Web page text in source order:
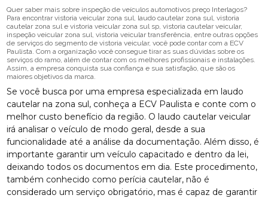
Quer saber mais sobre inspeção de veículos automotivos preço Interlagos?
Para encontrar vistoria veicular zona sul, laudo cautelar zona sul, vistoria
cautelar zona sul e vistoria veicular zona sul sp, vistoria cautelar veicular,
inspeção veicular zona sul, vistoria veicular transferência, entre outras opções
de serviços do segmento de vistoria veicular, você pode contar com a ECV
Paulista. Com a organização você consegue tirar as suas dúvidas sobre os
serviços do ramo, além de contar com os melhores profissionais e instalações.
Assim, a empresa conquista sua confiança e sua satisfação, que são os
maiores objetivos da marca.
Se você busca por uma empresa especializada em laudo
cautelar na zona sul, conheça a ECV Paulista e conte com o
melhor custo benefício da região. O laudo cautelar veicular
irá analisar o veículo de modo geral, desde a sua
funcionalidade até a análise da documentação. Além disso, é
importante garantir um veículo capacitado e dentro da lei,
deixando todos os documentos em dia. Este procedimento,
também conhecido como perícia cautelar, não é
considerado um serviço obrigatório, mas é capaz de garantir